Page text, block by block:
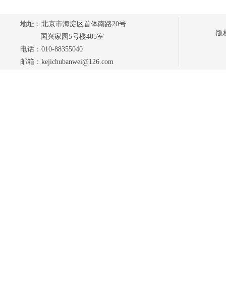
版
地址：北京市海淀区首体南路20号
国兴家园5号楼405室
电话：010-88355040
邮箱：kejichubanwei@126.com